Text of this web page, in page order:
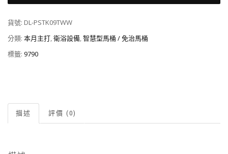
貨號: DL-PSTK09TWW
分類: 本月主打,衛浴設備,智慧型馬桶 / 免治馬桶
標籤: 9790
描述 評價 (0)